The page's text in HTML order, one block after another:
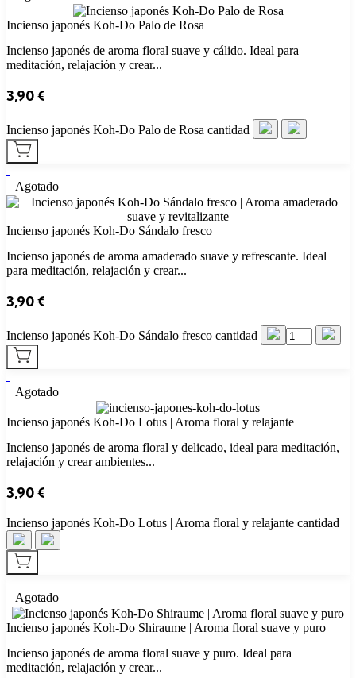
Incienso japonés Koh-Do Palo de Rosa
Incienso japonés de aroma floral suave y cálido. Ideal para
meditación, relajación y crear...
3,90€
Incienso japonés Koh-Do Palo de Rosa cantidad
Agotado
Incienso japonés Koh-Do Sándalo fresco
Incienso japonés de aroma amaderado suave y refrescante. Ideal
para meditación, relajación y crear...
3,90€
Incienso japonés Koh-Do Sándalo fresco cantidad
Agotado
Incienso japonés Koh‑Do Lotus | Aroma floral y relajante
Incienso japonés de aroma floral y delicado, ideal para meditación,
relajación y crear ambientes...
3,90€
Incienso japonés Koh‑Do Lotus | Aroma floral y relajante cantidad
Agotado
Incienso japonés Koh‑Do Shiraume | Aroma floral suave y puro
Incienso japonés de aroma floral suave y puro. Ideal para
meditación, relajación y crear...